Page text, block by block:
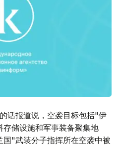
话报道说，空袭目标包括"伊
储设施和军事装备聚集地
"武装分子指挥所在空袭中被